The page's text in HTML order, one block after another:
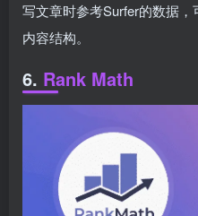
写文章时参考Surfer的数据
内容结构。
6. Rank Math